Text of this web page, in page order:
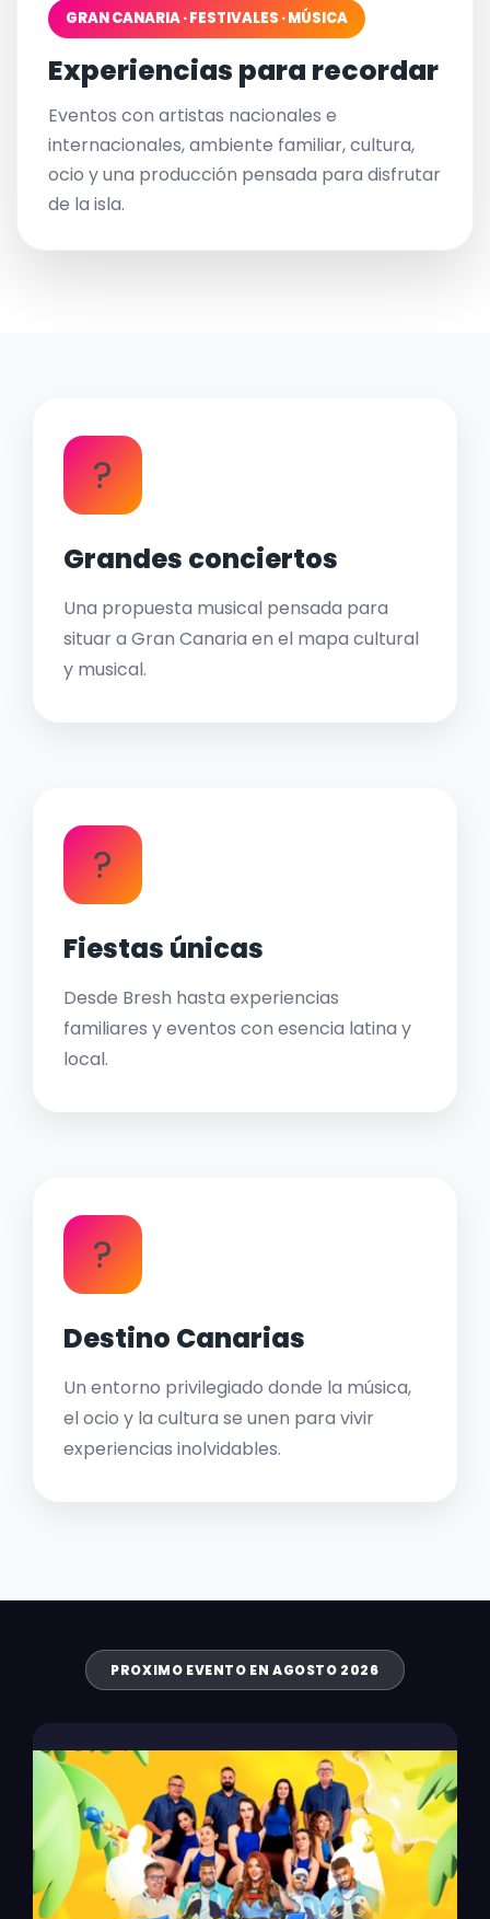
GRAN CANARIA · FESTIVALES · MÚSICA
Experiencias para recordar
Eventos con artistas nacionales e
internacionales, ambiente familiar, cultura,
ocio y una producción pensada para disfrutar
de la isla.
?
Grandes conciertos
Una propuesta musical pensada para
situar a Gran Canaria en el mapa cultural
y musical.
?
Fiestas únicas
Desde Bresh hasta experiencias
familiares y eventos con esencia latina y
local.
?
Destino Canarias
Un entorno privilegiado donde la música,
el ocio y la cultura se unen para vivir
experiencias inolvidables.
PROXIMO EVENTO EN AGOSTO 2026